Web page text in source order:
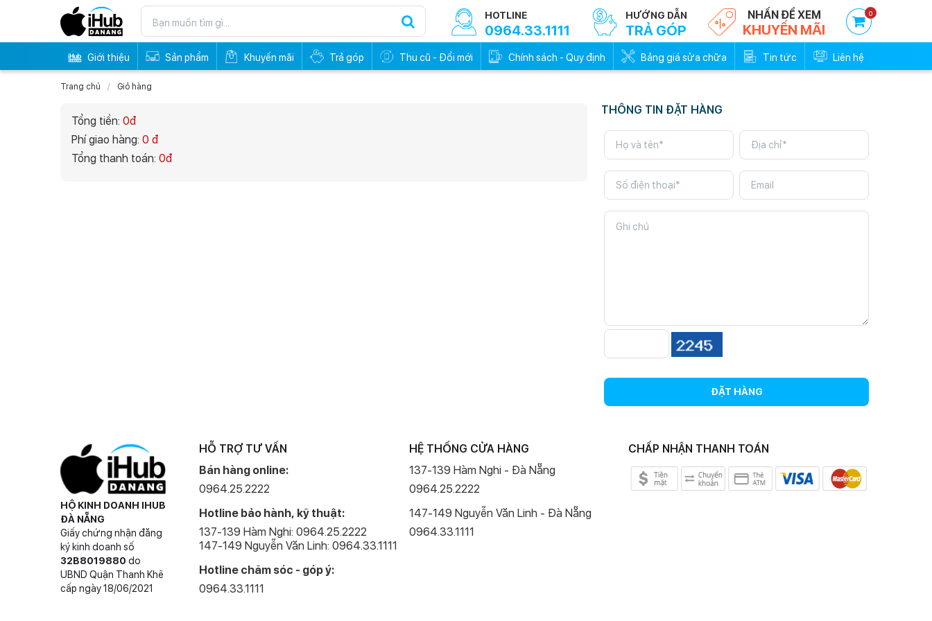
0
NHẤN ĐỂ XEM
KHUYẾN MÃI
HƯỚNG DẪN
TRẢ GÓP
HOTLINE
0964.33.1111
Giới thiệu Sản phẩm Khuyến mãi Trả góp Thu cũ - Đổi mới Chính sách - Quy định Bảng giá sửa chữa Tin tức Liên hệ
Trang chủ Giỏ hàng
Tổng tiền: 0đ
Phí giao hàng: 0 đ
Tổng thanh toán: 0đ
THÔNG TIN ĐẶT HÀNG
ĐẶT HÀNG
HỘ KINH DOANH IHUB
ĐÀ NẴNG
Giấy chứng nhận đăng
ký kinh doanh số
32B8019880 do
UBND Quận Thanh Khê
cấp ngày 18/06/2021
HỖ TRỢ TƯ VẤN
Bán hàng online:
0964.25.2222
Hotline bảo hành, kỹ thuật:
137-139 Hàm Nghi: 0964.25.2222
147-149 Nguyễn Văn Linh: 0964.33.1111
Hotline chăm sóc - góp ý:
0964.33.1111
HỆ THỐNG CỬA HÀNG
137-139 Hàm Nghi - Đà Nẵng
0964.25.2222
147-149 Nguyễn Văn Linh - Đà Nẵng
0964.33.1111
CHẤP NHẬN THANH TOÁN